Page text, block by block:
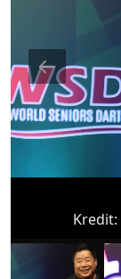
Kredit: